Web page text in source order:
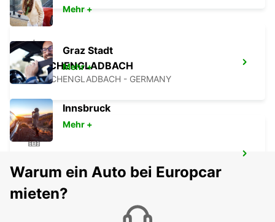
MÖNCHENGLADBACH
MOENCHENGLADBACH - GERMANY
FRECHEN - GERMANY
Mehr +
Graz Stadt
Mehr +
Innsbruck
Mehr +
Warum ein Auto bei Europcar
mieten?